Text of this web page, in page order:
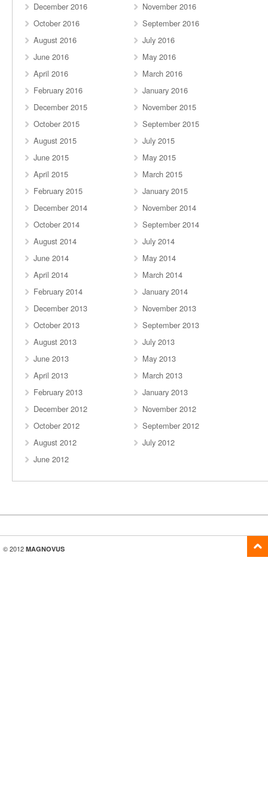
December 2016
November 2016
October 2016
September 2016
August 2016
July 2016
June 2016
May 2016
April 2016
March 2016
February 2016
January 2016
December 2015
November 2015
October 2015
September 2015
August 2015
July 2015
June 2015
May 2015
April 2015
March 2015
February 2015
January 2015
December 2014
November 2014
October 2014
September 2014
August 2014
July 2014
June 2014
May 2014
April 2014
March 2014
February 2014
January 2014
December 2013
November 2013
October 2013
September 2013
August 2013
July 2013
June 2013
May 2013
April 2013
March 2013
February 2013
January 2013
December 2012
November 2012
October 2012
September 2012
August 2012
July 2012
June 2012
© 2012 MAGNOVUS